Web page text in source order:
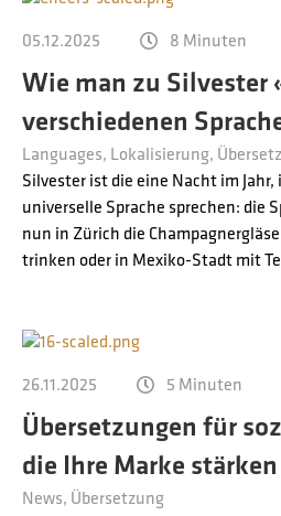
05.12.2025 8 Minuten
Wie man zu Silvester
verschiedenen
Languages Lokalisierung
Silvester ist die eine Nacht im Jahr,
universelle Sprache sprechen: die
nun in Zürich die
trinken oder in Mexiko-Stadt mit
26.11.2025 5 Minuten
Übersetzungen für
die Ihre Marke stärken
News Übersetzung